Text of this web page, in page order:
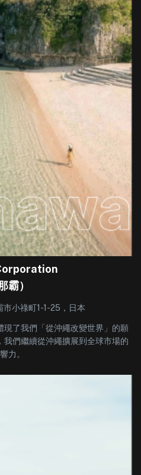
霸）
小祿町1-1-25，日本
現了我們「從沖繩改變世界」的願
們繼續從沖繩擴展到全球市場的
力。